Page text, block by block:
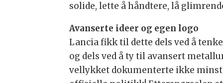
solide, lette å håndtere, lå
Avanserte ideer og egen logo
Lancia fikk til dette dels ved å
og dels ved å ty til avansert
vellykket dokumenterte ikke minst